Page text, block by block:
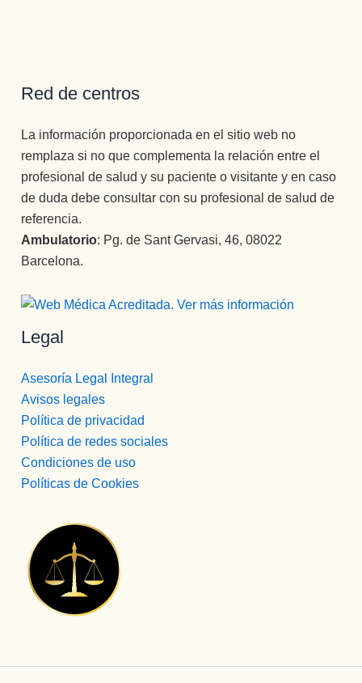
Red de centros
La información proporcionada en el sitio web no
remplaza si no que complementa la relación entre el
profesional de salud y su paciente o visitante y en caso
de duda debe consultar con su profesional de salud de
referencia.
Ambulatorio: Pg. de Sant Gervasi, 46, 08022
Barcelona.
Legal
Asesoría Legal Integral
Avisos legales
Política de privacidad
Política de redes sociales
Condiciones de uso
Políticas de Cookies